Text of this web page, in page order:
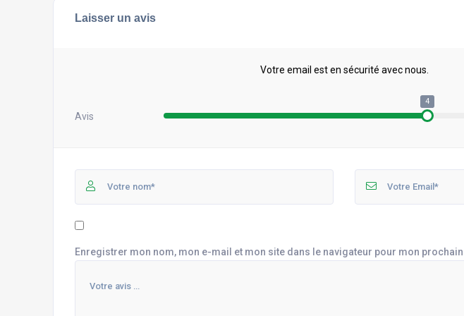
Laisser un avis
Votre email est en sécurité avec nous.
Avis
4
Enregistrer mon nom, mon e-mail et mon site dans le navigateur pour mon